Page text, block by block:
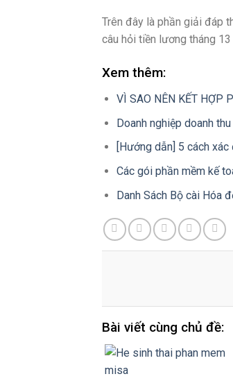
Trên đây là phần giải đáp
câu hỏi tiền lương tháng
Xem thêm:
VÌ SAO NÊN KẾT HỢP
Doanh nghiệp doanh
[Hướng dẫn] 5 cách
Các gói phần mềm kế
Danh Sách Bộ cài Hóa
Bài viết cùng chủ đề: